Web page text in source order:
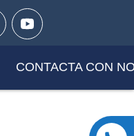
CONTACTA CON